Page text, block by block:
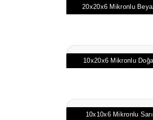
20x20x6 Mikronlu
10x20x6 Mikronlu
10x10x6 Mikronlu Sarı